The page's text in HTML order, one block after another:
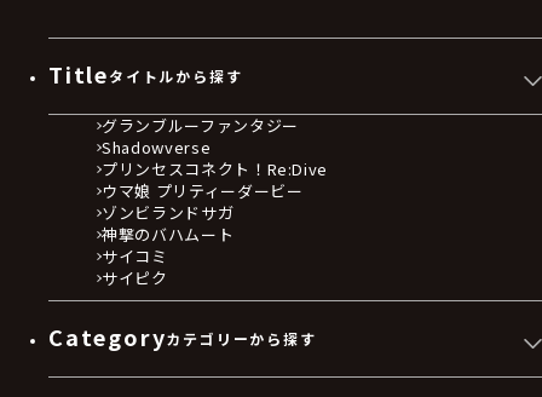
Titleタイトルから探す
グランブルーファンタジー
Shadowverse
プリンセスコネクト！Re:Dive
ウマ娘 プリティーダービー
ゾンビランドサガ
神撃のバハムート
サイコミ
サイピク
Categoryカテゴリーから探す